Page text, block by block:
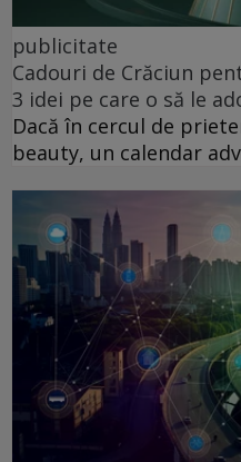
publicitate
Cadouri de Crăciun
3 idei pe care o să le
Dacă în cercul de
beauty, un calendar